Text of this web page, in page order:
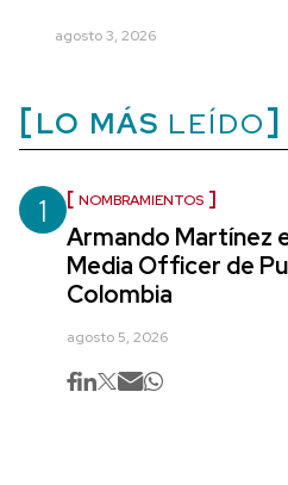
agosto 3, 2026
LO MÁS LEÍDO
1 NOMBRAMIENTOS
Armando Martínez
Media Officer de
Colombia
agosto 5, 2026